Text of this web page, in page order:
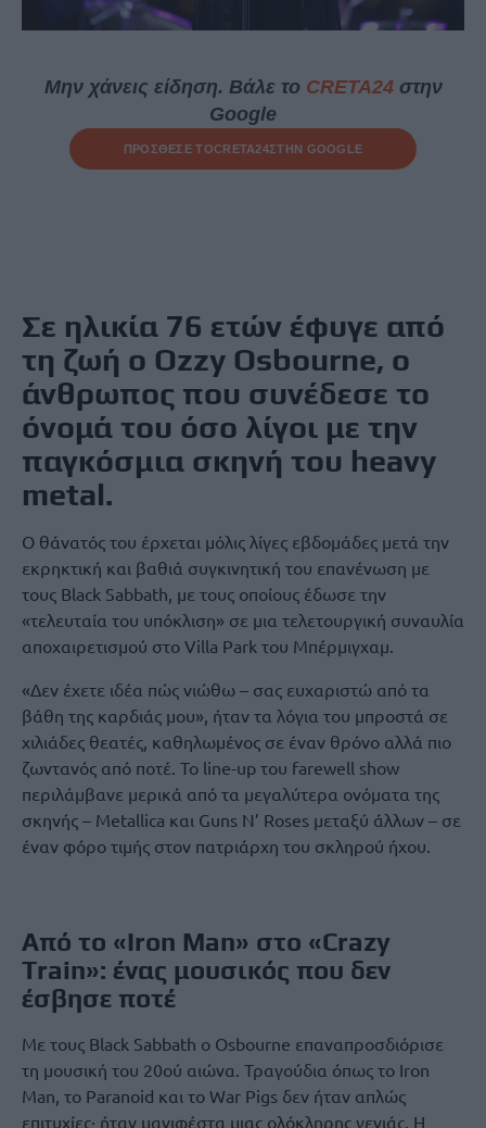
Μην χάνεις είδηση. Βάλε το CRETA24στην
Google
ΠΡΟΣΘΕΣΕ ΤΟCRETA24ΣΤΗΝ GOOGLE
Σε ηλικία 76 ετών έφυγε από
τη ζωή ο Ozzy Osbourne, ο
άνθρωπος που συνέδεσε το
όνομά του όσο λίγοι με την
παγκόσμια σκηνή του heavy
metal.
Ο θάνατός του έρχεται μόλις λίγες εβδομάδες μετά την
εκρηκτική και βαθιά συγκινητική του επανένωση με
τους Black Sabbath, με τους οποίους έδωσε την
«τελευταία του υπόκλιση» σε μια τελετουργική συναυλία
αποχαιρετισμού στο Villa Park του Μπέρμιγχαμ.
«Δεν έχετε ιδέα πώς νιώθω – σας ευχαριστώ από τα
βάθη της καρδιάς μου», ήταν τα λόγια του μπροστά σε
χιλιάδες θεατές, καθηλωμένος σε έναν θρόνο αλλά πιο
ζωντανός από ποτέ. Το line-up του farewell show
περιλάμβανε μερικά από τα μεγαλύτερα ονόματα της
σκηνής – Metallica και Guns N’ Roses μεταξύ άλλων – σε
έναν φόρο τιμής στον πατριάρχη του σκληρού ήχου.
Από το «Iron Man» στο «Crazy
Train»: ένας μουσικός που δεν
έσβησε ποτέ
Με τους Black Sabbath ο Osbourne επαναπροσδιόρισε
τη μουσική του 20ού αιώνα. Τραγούδια όπως το Iron
Man, το Paranoid και το War Pigs δεν ήταν απλώς
επιτυχίες· ήταν μανιφέστα μιας ολόκληρης γενιάς. Η